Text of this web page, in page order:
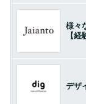
様々
【
デザ